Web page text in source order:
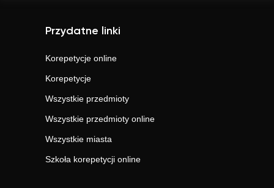
Przydatne linki
Korepetycje online
Korepetycje
Wszystkie przedmioty
Wszystkie przedmioty online
Wszystkie miasta
Szkoła korepetycji online